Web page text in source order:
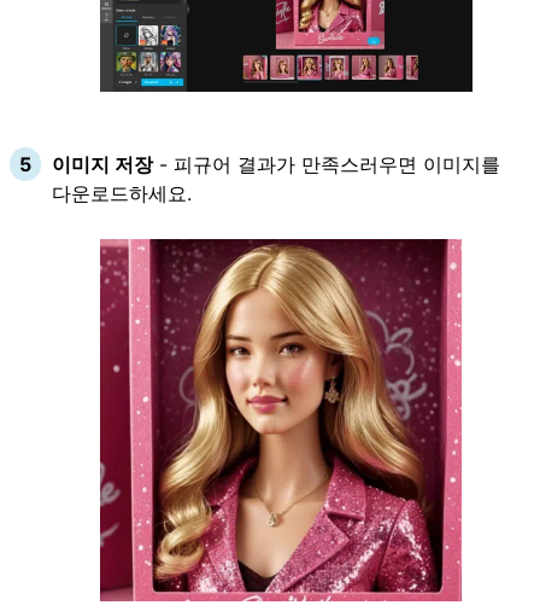
이미지 저장- 피규어 결과가 만족스러우면 이미지를
다운로드하세요.